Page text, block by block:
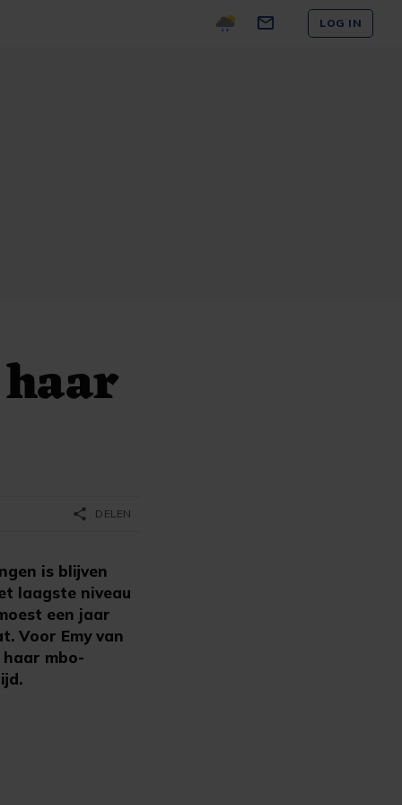
LOG IN
is blijven
laagste niveau
een jaar
Voor Emy van
mbo-
share DELEN